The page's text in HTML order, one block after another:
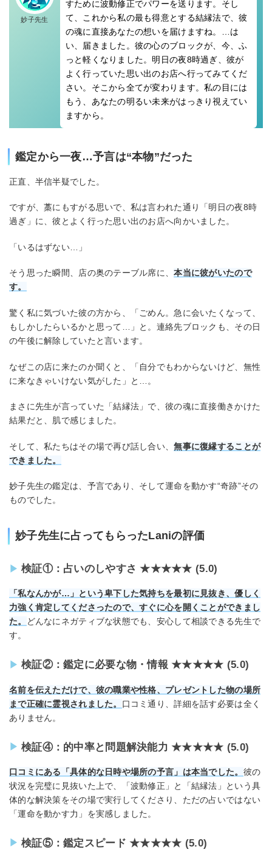
妙子先生
すために波動修正でパワーを送ります。そし
て、これから私の最も得意とする結縁法で、彼
の魂に直接あなたの想いを届けますね。…は
い、届きました。彼の心のブロックが、今、ふ
っと軽くなりました。明日の夜8時過ぎ、彼が
よく行っていた思い出のお店へ行ってみてくだ
さい。そこから全てが変わります。私の目には
もう、あなたの明るい未来がはっきり視えてい
ますから。
鑑定から一夜…予言は“本物”だった
正直、半信半疑でした。
ですが、藁にもすがる思いで、私は言われた通り「明日の夜8時
過ぎ」に、彼とよく行った思い出のお店へ向かいました。
「いるはずない…」
そう思った瞬間、店の奥のテーブル席に、本当に彼がいたので
す。
驚く私に気づいた彼の方から、「ごめん。急に会いたくなって、
もしかしたらいるかと思って…」と。連絡先ブロックも、その日
の午後に解除していたと言います。
なぜこの店に来たのか聞くと、「自分でもわからないけど、無性
に来なきゃいけない気がした」と…。
まさに先生が言っていた「結縁法」で、彼の魂に直接働きかけた
結果だと、肌で感じました。
そして、私たちはその場で再び話し合い、無事に復縁することが
できました。
妙子先生の鑑定は、予言であり、そして運命を動かす“奇跡”その
ものでした。
妙子先生に占ってもらったLaniの評価
検証①：占いのしやすさ ★★★★★ (5.0)
「私なんかが…」という卑下した気持ちを最初に見抜き、優しく
力強く肯定してくださったので、すぐに心を開くことができまし
た。
どんなにネガティブな状態でも、安心して相談できる先生で
す。
検証②：鑑定に必要な物・情報 ★★★★★ (5.0)
名前を伝えただけで、彼の職業や性格、プレゼントした物の場所
まで正確に霊視されました。 口コミ通り、詳細を話す必要は全く
ありません。
検証④：的中率と問題解決能力 ★★★★★ (5.0)
口コミにある「具体的な日時や場所の予言」は本当でした。 彼の
状況を完璧に見抜いた上で、「波動修正」と「結縁法」という具
体的な解決策をその場で実行してくださり、ただの占いではない
「運命を動かす力」を実感しました。
検証⑤：鑑定スピード ★★★★★ (5.0)